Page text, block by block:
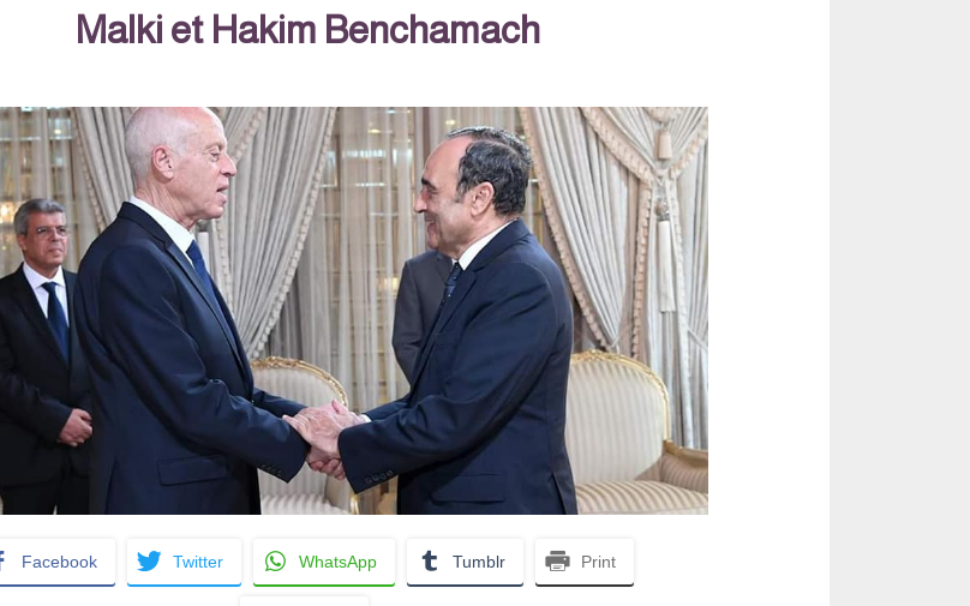
Malki et Hakim Benchamach
Facebook Twitter WhatsApp Tumblr Print